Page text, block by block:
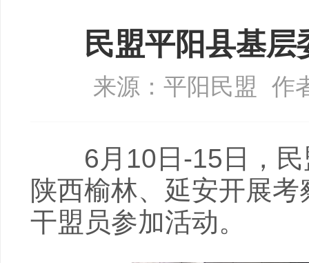
民盟平阳县基
来源：平阳民盟 作
6月10日-15日，民
陕西榆林、延安开展
干盟员参加活动。